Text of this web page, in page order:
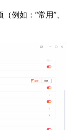
例如：“常用”、